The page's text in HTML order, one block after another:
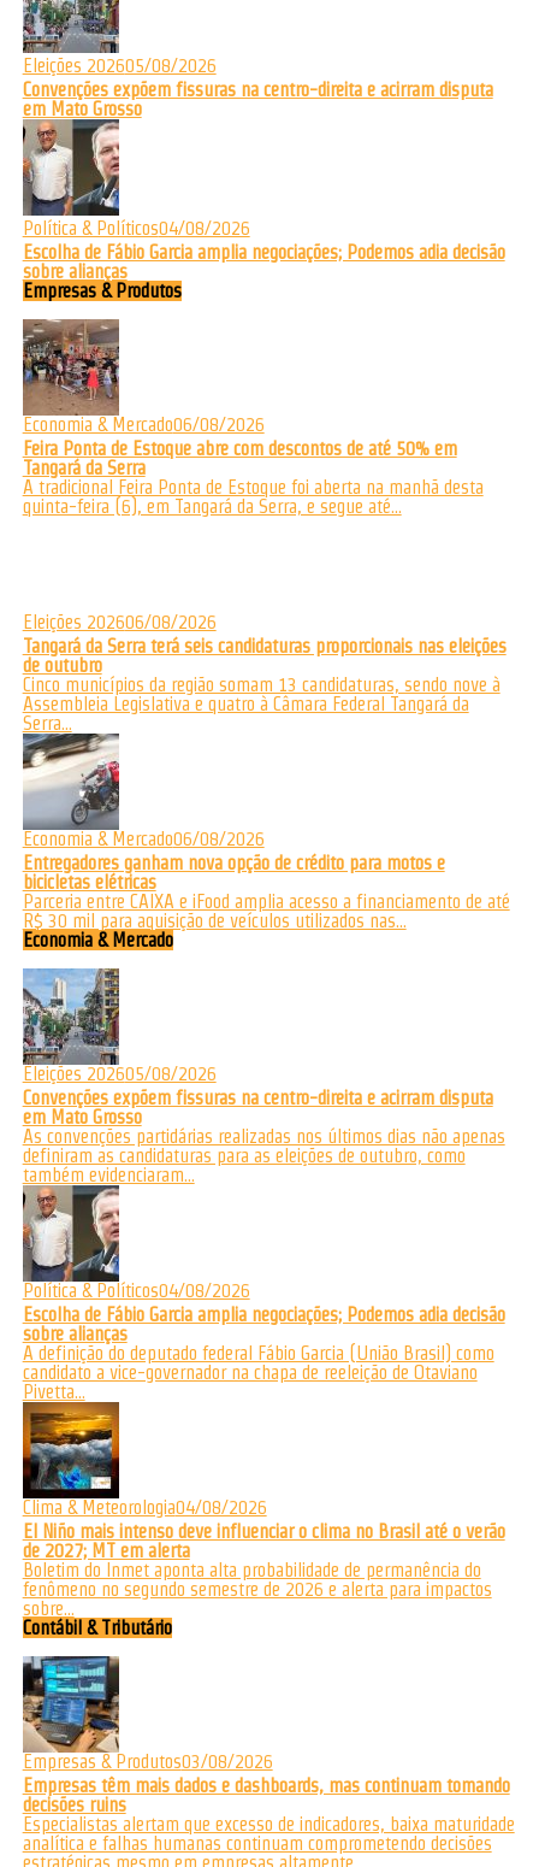
Eleições 202605/08/2026
Convenções expõem fissuras na centro-direita e acirram disputa
em Mato Grosso
Política & Políticos04/08/2026
Escolha de Fábio Garcia amplia negociações; Podemos adia decisão
sobre alianças
Empresas & Produtos
Economia & Mercado06/08/2026
Feira Ponta de Estoque abre com descontos de até 50% em
Tangará da Serra
A tradicional Feira Ponta de Estoque foi aberta na manhã desta
quinta-feira (6), em Tangará da Serra, e segue até...
Eleições 202606/08/2026
Tangará da Serra terá seis candidaturas proporcionais nas eleições
de outubro
Cinco municípios da região somam 13 candidaturas, sendo nove à
Assembleia Legislativa e quatro à Câmara Federal Tangará da
Serra...
Economia & Mercado06/08/2026
Entregadores ganham nova opção de crédito para motos e
bicicletas elétricas
Parceria entre CAIXA e iFood amplia acesso a financiamento de até
R$ 30 mil para aquisição de veículos utilizados nas...
Economia & Mercado
Eleições 202605/08/2026
Convenções expõem fissuras na centro-direita e acirram disputa
em Mato Grosso
As convenções partidárias realizadas nos últimos dias não apenas
definiram as candidaturas para as eleições de outubro, como
também evidenciaram...
Política & Políticos04/08/2026
Escolha de Fábio Garcia amplia negociações; Podemos adia decisão
sobre alianças
A definição do deputado federal Fábio Garcia (União Brasil) como
candidato a vice-governador na chapa de reeleição de Otaviano
Pivetta...
Clima & Meteorologia04/08/2026
El Niño mais intenso deve influenciar o clima no Brasil até o verão
de 2027; MT em alerta
Boletim do Inmet aponta alta probabilidade de permanência do
fenômeno no segundo semestre de 2026 e alerta para impactos
sobre...
Contábil & Tributário
Empresas & Produtos03/08/2026
Empresas têm mais dados e dashboards, mas continuam tomando
decisões ruins
Especialistas alertam que excesso de indicadores, baixa maturidade
analítica e falhas humanas continuam comprometendo decisões
estratégicas mesmo em empresas altamente...